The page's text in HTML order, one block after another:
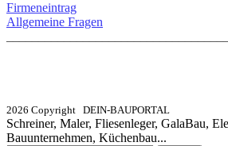
Firmeneintrag
Allgemeine Fragen
2026 Copyright DEIN-BAUPORTAL
Schreiner, Maler, Fliesenleger, GalaBau,
Bauunternehmen, Küchenbau...